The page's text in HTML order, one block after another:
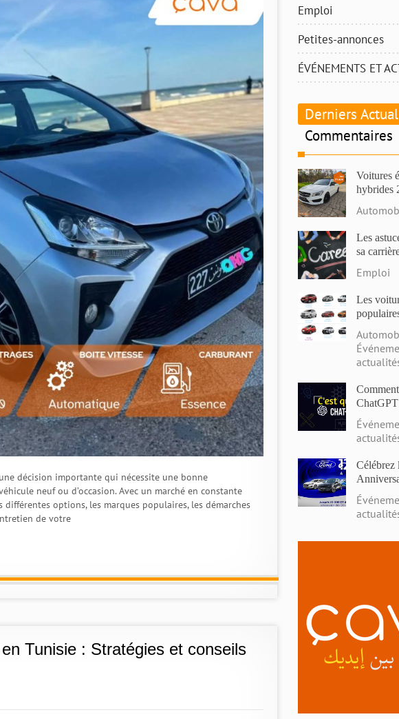
décision importante qui nécessite une bonne
neuf ou d’occasion. Avec un marché en constante
options, les marques populaires, les démarches
de votre
Tunisie : Stratégies et conseils
Emploi
Petites-annonces
ÉVÉNEMENTS ET
Derniers
Commentaires
Voitures
hybrides
et les
Les
sa
Emploi
Les
prix et
Célébrez
avec
Tunisie :
Remises